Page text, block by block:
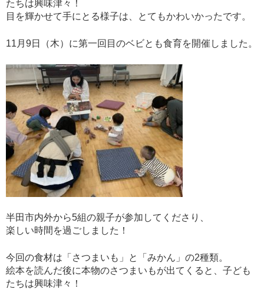
たちは興味津々！
目を輝かせて手にとる様子は、とてもかわいかったです。
11 月 9日（木）に第一回目のベビとも食育を開催しました。
半田市内外から5組の親子が参加してくださり、
楽しい時間を過ごしました！
今回の食材は「さつまいも」と「みかん」の2種類。
絵本を読んだ後に本物のさつまいもが出てくると、子ども
たちは興味津々！